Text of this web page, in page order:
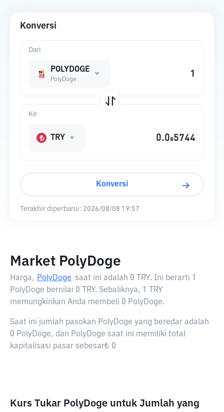
Konversi
Dari
POLYDOGE
PolyDoge
Ke
TRY
Konversi
Terakhir diperbarui: 2026/08/08 19:57
Market PolyDoge
Harga, PolyDoge saat ini adalah 0 TRY. Ini berarti 1
PolyDoge bernilai 0 TRY. Sebaliknya, 1 TRY
memungkinkan Anda membeli 0 PolyDoge.
Saat ini jumlah pasokan PolyDoge yang beredar adalah
0 PolyDoge, dan PolyDoge saat ini memiliki total
kapitalisasi pasar sebesar₺ 0
Kurs Tukar PolyDoge untuk Jumlah yang